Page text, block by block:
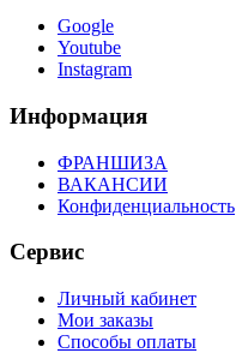
Google
Youtube
Instagram
Информация
ФРАНШИЗА
ВАКАНСИИ
Конфиденциальность
Сервис
Личный кабинет
Мои заказы
Способы оплаты